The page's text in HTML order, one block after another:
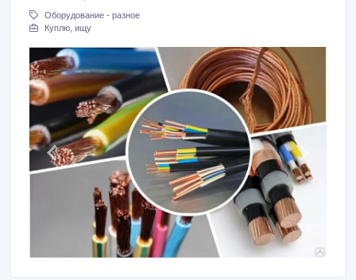
Оборудование - разное
Куплю, ищу